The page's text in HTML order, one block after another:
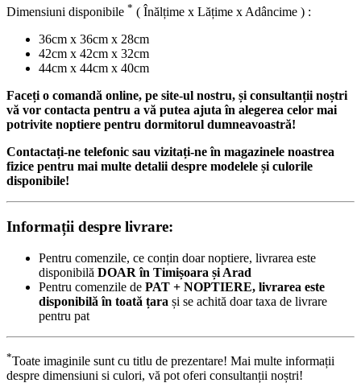
Dimensiuni disponibile * ( Înălțime x Lățime x Adâncime ) :
36cm x 36cm x 28cm
42cm x 42cm x 32cm
44cm x 44cm x 40cm
Faceți o comandă online, pe site-ul nostru, și consultanții noștri
vă vor contacta pentru a vă putea ajuta în alegerea celor mai
potrivite noptiere pentru dormitorul dumneavoastră!
Contactați-ne telefonic sau vizitați-ne în magazinele noastrea
fizice pentru mai multe detalii despre modelele și culorile
disponibile!
Informații despre livrare:
Pentru comenzile, ce conțin doar noptiere, livrarea este
disponibilă DOAR în Timișoara și Arad
Pentru comenzile de PAT + NOPTIERE, livrarea este
disponibilă în toată țara și se achită doar taxa de livrare
pentru pat
*Toate imaginile sunt cu titlu de prezentare! Mai multe informații
despre dimensiuni si culori, vă pot oferi consultanții noștri!